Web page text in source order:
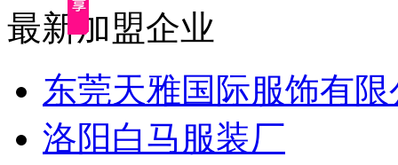
最新加盟企业
东莞天雅国际服饰有限
洛阳白马服装厂